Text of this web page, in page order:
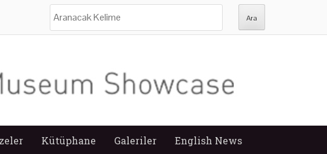
Kütüphane Galeriler English News